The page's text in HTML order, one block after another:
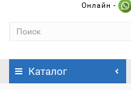
Онлайн -
Каталог